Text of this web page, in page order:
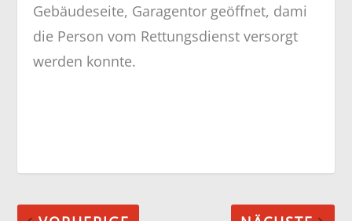
Gebäudeseite, Garagentor geöffnet, dami
die Person vom Rettungsdienst versorgt
werden konnte.